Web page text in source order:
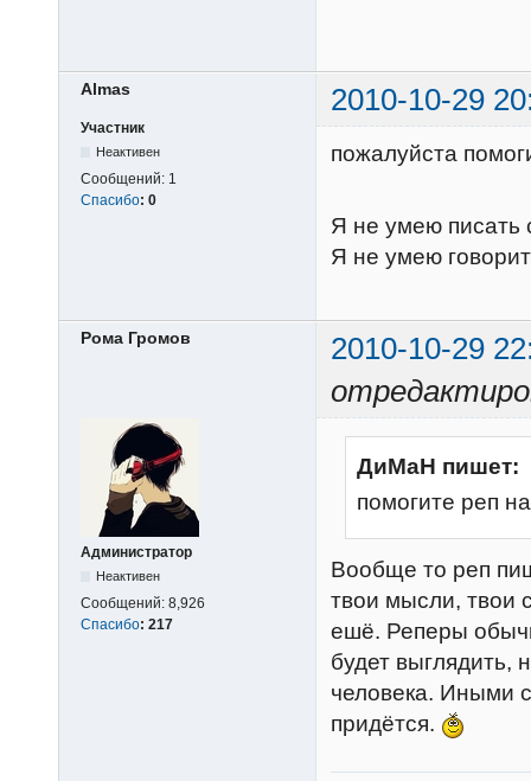
Almas 2010-10-29
Участник
Неактивен
Сообщений: 1
Спасибо: 0
пожалуйста
Я не умею писать
Я не умею
Рома Громов
2010-10-29
Администратор
Неактивен
Сообщений: 8,926
Спасибо: 217
ДиМаН пишет:
помогите реп
Вообще то реп
твои мысли, твои
ешё. Реперы
будет выглядить,
человека. Иными
придётся.